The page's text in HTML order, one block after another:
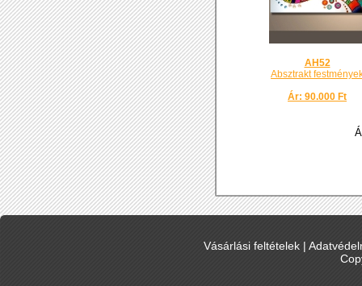
AH52
Absztrakt
Ár: 90.000 Ft
Vásárlási feltételek |